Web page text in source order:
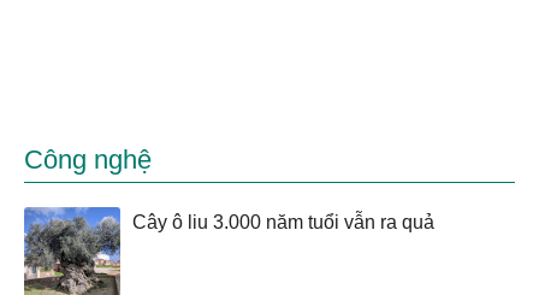
Công nghệ
Cây ô liu 3.000 năm tuổi vẫn ra quả